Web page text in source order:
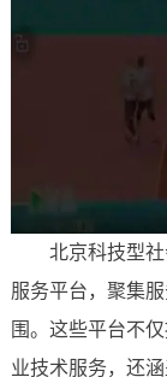
北京科技型社
服务平台，聚集
围。这些平台不
业技术服务，还